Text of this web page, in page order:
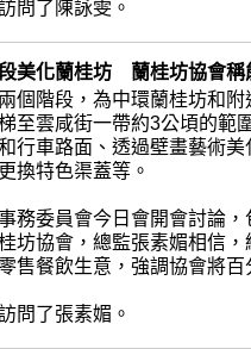
問了陳詠雯。
美化蘭桂坊 蘭桂坊協會稱
個階段，為中環蘭桂坊和
至雲咸街一帶約3公頃的範
行車路面、透過壁畫藝術
換特色渠蓋等。
務委員會今日會開會討論
坊協會，總監張素媚相信
售餐飲生意，強調協會將
問了張素媚。